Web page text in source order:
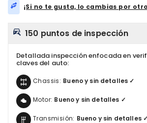
¡Si no te gusta, lo cambias por
150 puntos de inspección
Detallada inspección enfocada en
claves del auto:
Chassis: Bueno y sin detalles ✓
Motor: Bueno y sin detalles ✓
Transmisión: Bueno y sin detalles ✓